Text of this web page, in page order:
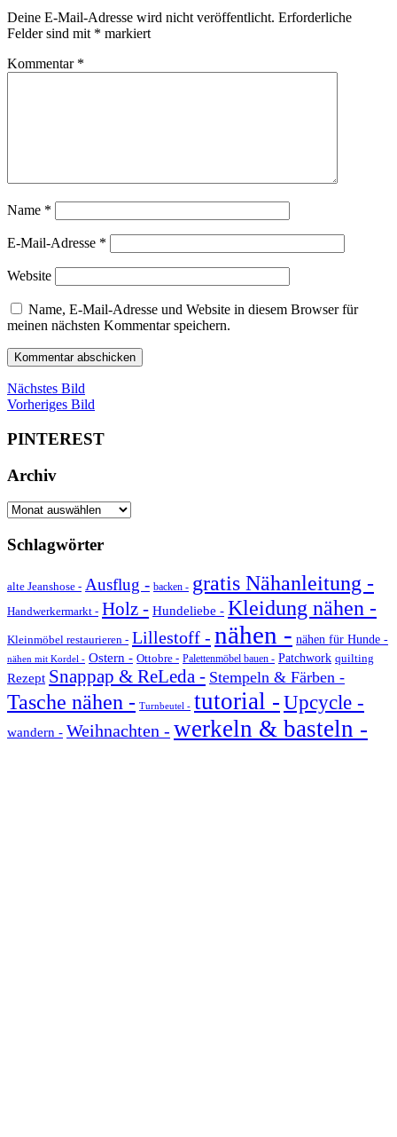
Deine E-Mail-Adresse wird nicht veröffentlicht. Erforderliche
Felder sind mit * markiert
Kommentar *
Name *
E-Mail-Adresse *
Website
Name, E-Mail-Adresse und Website in diesem Browser für
meinen nächsten Kommentar speichern.
Nächstes Bild
Vorheriges Bild
PINTEREST
Archiv
Archiv
Schlagwörter
alte Jeanshose - Ausflug - backen - gratis Nähanleitung -
Handwerkermarkt - Holz - Hundeliebe - Kleidung nähen -
Kleinmöbel restaurieren - Lillestoff - nähen - nähen für Hunde -
nähen mit Kordel - Ostern - Ottobre - Palettenmöbel bauen - Patchwork quilting
Rezept Snappap & ReLeda - Stempeln & Färben -
Tasche nähen - Turnbeutel - tutorial -Upcycle -
wandern - Weihnachten - werkeln & basteln -